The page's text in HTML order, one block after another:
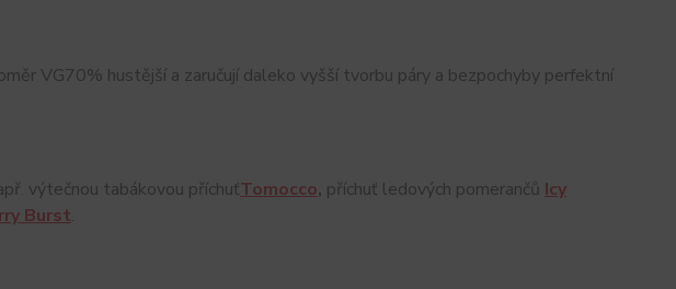
VG70% hustější a zaručují daleko vyšší tvorbu páry a bezpochyby perfektní
výtečnou tabákovou příchuťTomocco, příchuť ledových pomerančů Icy
Burst.